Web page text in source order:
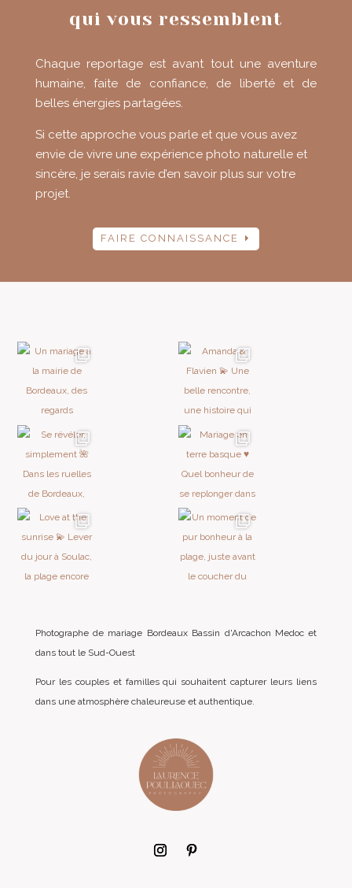
qui vous ressemblent
Chaque reportage est avant tout une aventure
humaine, faite de confiance, de liberté et de
belles énergies partagées.
Si cette approche vous parle et que vous avez
envie de vivre une expérience photo naturelle et
sincère, je serais ravie d’en savoir plus sur votre
projet.
FAIRE CONNAISSANCE
Photographe de mariage Bordeaux Bassin d'Arcachon Medoc et
dans tout le Sud-Ouest
Pour les couples et familles qui souhaitent capturer leurs liens
dans une atmosphère chaleureuse et authentique.